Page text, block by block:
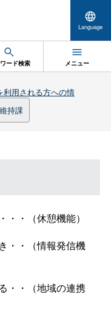
Language
ード検索 メニュー
利用される方への情
持課
・・（休憩機能）
・・（情報発信機
・・（地域の連携